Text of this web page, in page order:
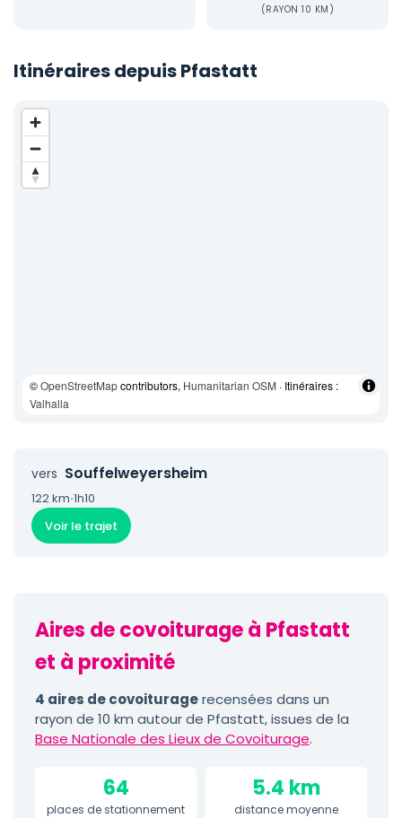
(RAYON 10 KM)
Itinéraires depuis Pfastatt
©OpenStreetMapcontributors, Humanitarian OSM · Itinéraires :
Valhalla
vers Souffelweyersheim
122 km·1h10
Voir le trajet
Aires de covoiturage à Pfastatt
et à proximité
4 aires de covoituragerecensées dans un
rayon de 10 km autour de Pfastatt, issues de la
Base Nationale des Lieux de Covoiturage.
64
places de stationnement
5.4 km
distance moyenne